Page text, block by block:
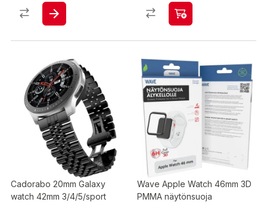
Cadorabo 20mm Galaxy
watch 42mm 3/4/5/sport
Wave Apple Watch 46mm 3D
PMMA näytönsuoja